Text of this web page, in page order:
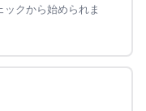
クから始められま